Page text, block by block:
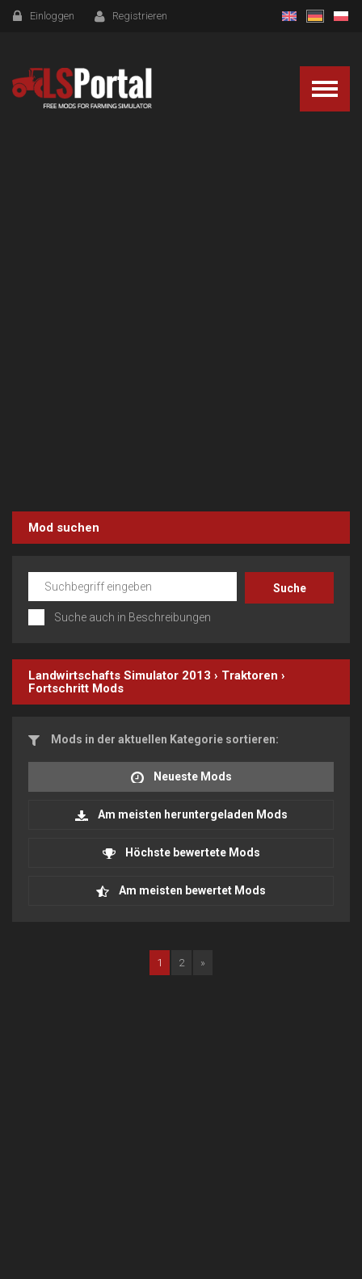
Einloggen Registrieren
Mod suchen
Suche auch in Beschreibungen
Landwirtschafts Simulator 2013 › Traktoren ›
Fortschritt Mods
Mods in der aktuellen Kategorie sortieren:
Neueste Mods
Am meisten heruntergeladen Mods
Höchste bewertete Mods
Am meisten bewertet Mods
1 2 »